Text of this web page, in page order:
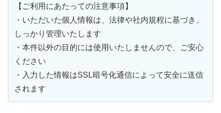
【ご利用にあたっての注意事項】
・いただいた個人情報は、法律や社内規程に基づき、
しっかり管理いたします
・本件以外の目的には使用いたしませんので、ご安心
ください
・入力した情報はSSL暗号化通信によって安全に送信
されます